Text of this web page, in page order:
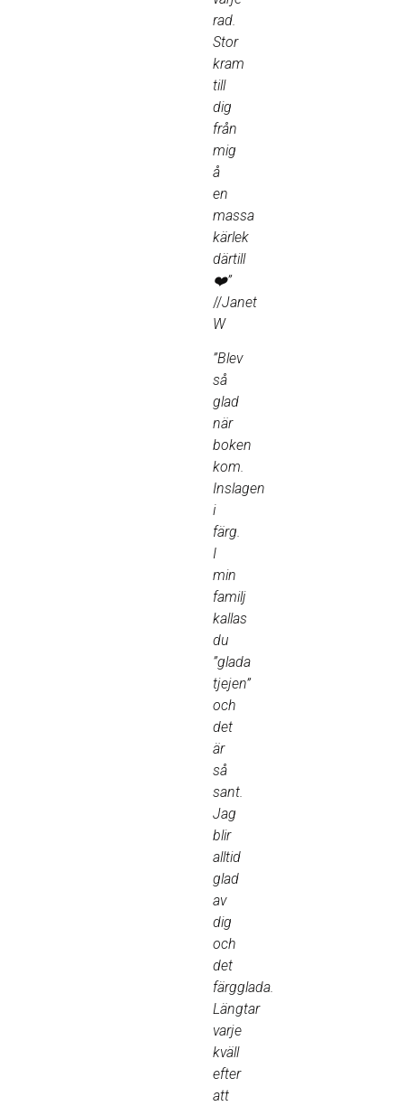
rad.
Stor
kram
till
dig
från
mig
å
en
massa
kärlek
därtill
❤️”
//Janet
W
”Blev
så
glad
när
boken
kom.
Inslagen
i
färg.
I
min
familj
kallas
du
”glada
tjejen”
och
det
är
så
sant.
Jag
blir
alltid
glad
av
dig
och
det
färgglada.
Längtar
varje
kväll
efter
att